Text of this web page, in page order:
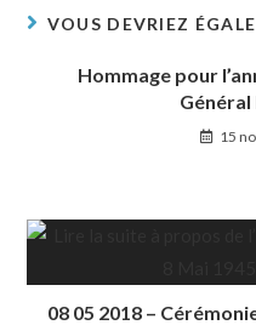
VOUS DEVRIEZ
Hommage pour
Général
15
08 05 2018 –